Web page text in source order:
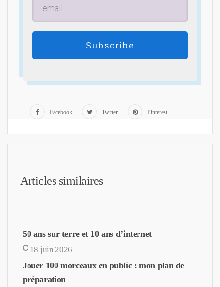
Subscribe
Facebook Twitter Pinterest
Articles similaires
50 ans sur terre et 10 ans d’internet
18 juin 2026
Jouer 100 morceaux en public : mon plan de
préparation